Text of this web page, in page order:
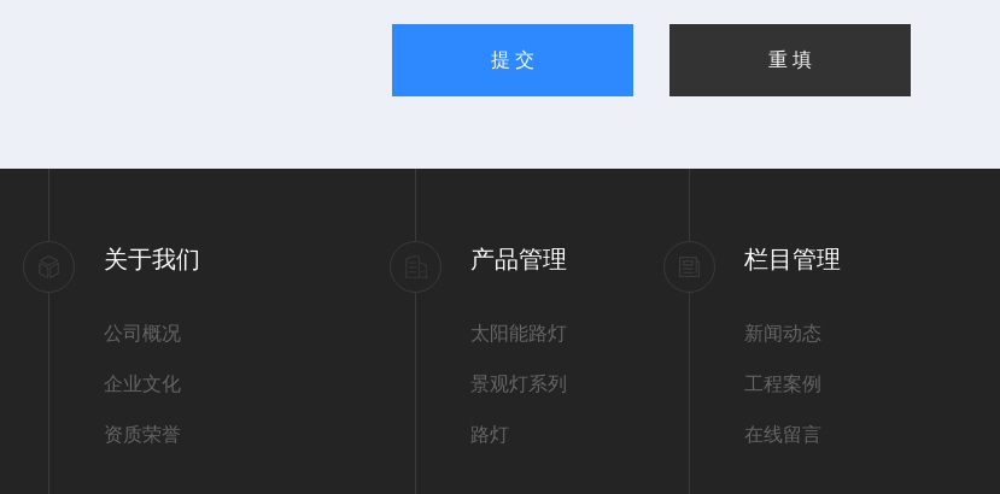
关于我们
公司概况
企业文化
资质荣誉
产品管理
太阳能路灯
景观灯系列
路灯
栏目管理
新闻动态
工程案例
在线留言